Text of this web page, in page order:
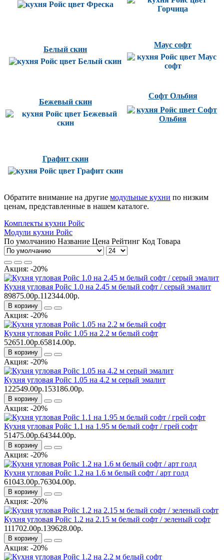
Белый скин
Маус софт
Бежевый скин
Софт Ольбия
Графит скин
Обратите внимание на другие модульные кухни по низким
ценам, представленные в нашем каталоге.
Комплекты кухни Ройс
Модули кухни Ройс
По умолчанию Название Цена Рейтинг Код Товара
Акция: -20%
Кухня угловая Ройс 1.0 на 2.45 м белый софт / серый эмалит
89875.00р.112344.00р.
В корзину
Акция: -20%
Кухня угловая Ройс 1.05 на 2.2 м белый софт
52651.00р.65814.00р.
В корзину
Акция: -20%
Кухня угловая Ройс 1.05 на 4.2 м серый эмалит
122549.00р.153186.00р.
В корзину
Акция: -20%
Кухня угловая Ройс 1.1 на 1.95 м белый софт / грей софт
51475.00р.64344.00р.
В корзину
Акция: -20%
Кухня угловая Ройс 1.2 на 1.6 м белый софт / арт голд
61043.00р.76304.00р.
В корзину
Акция: -20%
Кухня угловая Ройс 1.2 на 2.15 м белый софт / зеленый софт
111702.00р.139628.00р.
В корзину
Акция: -20%